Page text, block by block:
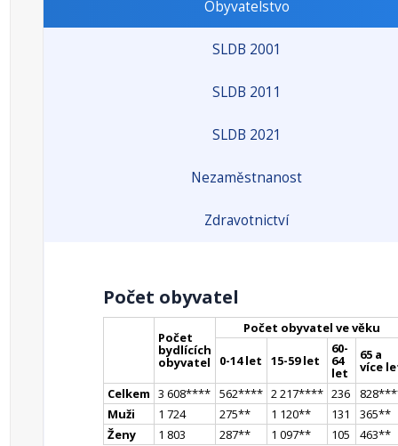
Obyvatelstvo
SLDB 2001
SLDB 2011
SLDB 2021
Nezaměstnanost
Zdravotnictví
Počet obyvatel
Počet
bydlících
obyvatel
Počet obyvatel ve věku
0-14 let 15-59 let
60-
64
let
65 a
více
Celkem 3 608**** 562**** 2 217**** 236 828**
Muži
1 724 275** 1 120** 131 365**
Ženy
1 803 287** 1 097** 105 463**